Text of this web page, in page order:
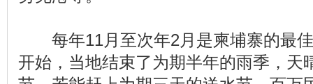
每年11月至次年2月是柬埔寨的最
开始，当地结束了为期半年的雨季，天